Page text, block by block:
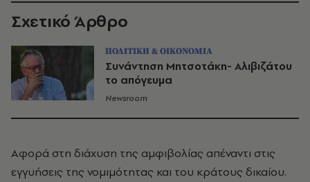
Σχετικό Άρθρο
ΠΟΛΙΤΙΚΗ & ΟΙΚΟΝΟΜΙΑ
Συνάντηση Μητσοτάκη- Αλιβιζάτου
το απόγευμα
Newsroom
Αφορά στη διάχυση της αμφιβολίας απέναντι στις
εγγυήσεις της νομιμότητας και του κράτους δικαίου.